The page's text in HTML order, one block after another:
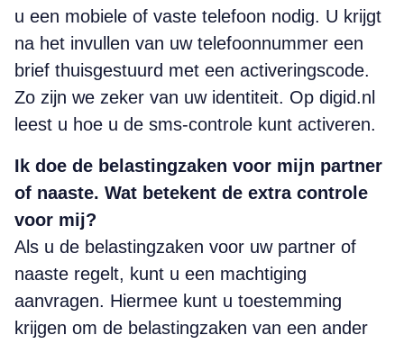
u een mobiele of vaste telefoon nodig. U krijgt
na het invullen van uw telefoonnummer een
brief thuisgestuurd met een activeringscode.
Zo zijn we zeker van uw identiteit. Op digid.nl
leest u hoe u de sms-controle kunt activeren.
Ik doe de belastingzaken voor mijn partner
of naaste. Wat betekent de extra controle
voor mij?
Als u de belastingzaken voor uw partner of
naaste regelt, kunt u een machtiging
aanvragen. Hiermee kunt u toestemming
krijgen om de belastingzaken van een ander